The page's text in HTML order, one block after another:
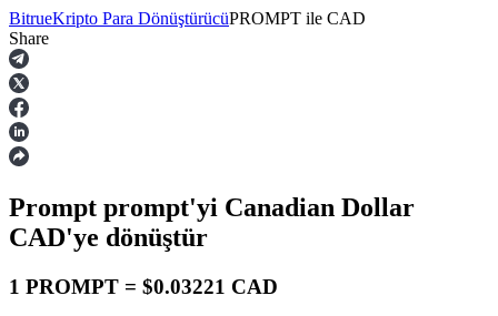
Vadeli İşlemler
BitrueKripto Para DönüştürücüPROMPT ile CAD
Share
Prompt prompt'yi Canadian Dollar
CAD'ye dönüştür
1 PROMPT = $0.03221 CAD